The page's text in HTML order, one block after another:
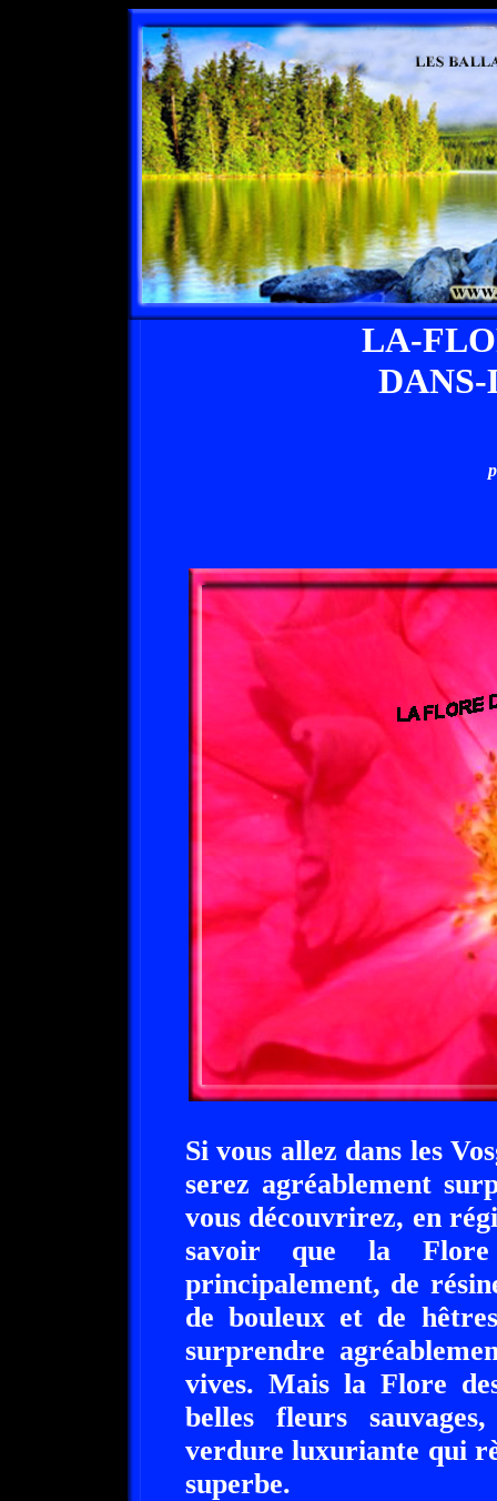
LA-
DANS-
Si vous allez dans les
serez agréablement
vous découvrirez, en
savoir que la Flore
principalement, de
de bouleux et de
surprendre
vives. Mais la Flore
belles fleurs
verdure luxuriante qui
superbe.